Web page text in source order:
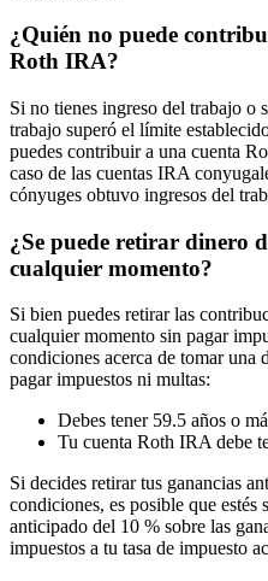
¿Quién no puede
Roth IRA?
Si no tienes ingreso del trabajo o
trabajo superó el límite
puedes contribuir a una cuenta
caso de las cuentas IRA
cónyuges obtuvo ingresos del
¿Se puede retirar dinero
cualquier momento?
Si bien puedes retirar las
cualquier momento sin pagar
condiciones acerca de tomar una
pagar impuestos ni multas:
Debes tener 59.5 años o
Tu cuenta Roth IRA debe
Si decides retirar tus ganancias
condiciones, es posible que
anticipado del 10 % sobre las
impuestos a tu tasa de impuesto